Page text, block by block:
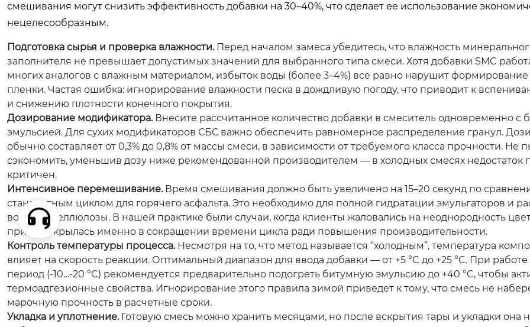
смешивания могут снизить эффективность добавки на 30–40%, что сделает ее использование
нецелесообразным.
Подготовка сырья и проверка влажности.Перед началом замеса убедитесь, что влажность
заполнителя не превышает допустимых значений для выбранного типа смеси. Хотя добавки SMC
многих аналогов с влажным материалом, избыток воды (более 3–4%) все равно нарушит
пленки. Частая ошибка: игнорирование влажности песка в дождливую погоду, что приводит к
и снижению плотности конечного покрытия.
Дозирование модификатора.Внесите рассчитанное количество добавки в смеситель одновременно с
эмульсией. Для сухих модификаторов СБС важно обеспечить равномерное распределение гранул.
обычно составляет от 0,3% до 0,8% от массы смеси, в зависимости от требуемого класса прочности. Не
сэкономить, уменьшив дозу ниже рекомендованной производителем — в холодных смесях недостаток
критичен.
Интенсивное перемешивание.Время смешивания должно быть увеличено на 15–20 секунд по
стандартным циклом для горячего асфальта. Это необходимо для полной гидратации эмульгаторов и
волокон целлюлозы. В нашей практике были случаи, когда клиенты жаловались на неоднородность
причина крылась именно в сокращении времени цикла ради повышения производительности.
Контроль температуры процесса.Несмотря на то, что метод называется “холодным”, температура
влияет на скорость реакции. Оптимальный диапазон для ввода добавки — от +5 °C до +25 °C. При
период (-10…-20 °C) рекомендуется предварительно подогреть битумную эмульсию до +40 °C, чтобы
термоадгезионные свойства. Игнорирование этого правила зимой приведет к тому, что смесь не
марочную прочность в расчетные сроки.
Укладка и уплотнение.Готовую смесь можно хранить месяцами, но после вскрытия тары и укладки она